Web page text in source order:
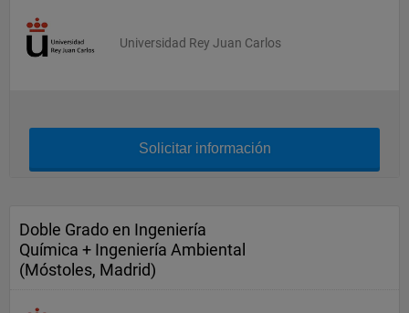
Universidad Rey Juan Carlos
Solicitar información
Doble Grado en Ingeniería
Química + Ingeniería Ambiental
(Móstoles, Madrid)